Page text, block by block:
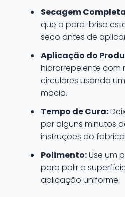
Secagem
que o para-brisa
seco antes de
Aplicação do
hidrorrepelente com
circulares usando
macio.
Tempo de Cura:
por alguns minutos
instruções do
Polimento:Use um
para polir a
aplicação uniforme.